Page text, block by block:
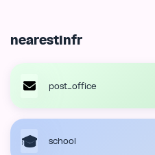
nearestInfr
post_office
school